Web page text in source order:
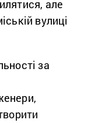
але
вулиці
за